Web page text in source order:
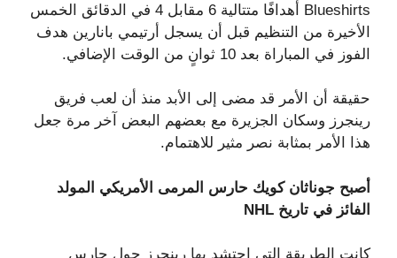
Blueshirts أهدافًا متتالية 6 مقابل 4 في الدقائق الخمس
الأخيرة من التنظيم قبل أن يسجل أرتيمي بانارين هدف
الفوز في المباراة بعد 10 ثوانٍ من الوقت الإضافي.
حقيقة أن الأمر قد مضى إلى الأبد منذ أن لعب فريق
رينجرز وسكان الجزيرة مع بعضهم البعض آخر مرة جعل
هذا الأمر بمثابة نصر مثير للاهتمام.
أصبح جوناثان كويك حارس المرمى الأمريكي المولد
الفائز في تاريخ NHL
كانت الطريقة التي احتشد بها رينجرز حول حارس